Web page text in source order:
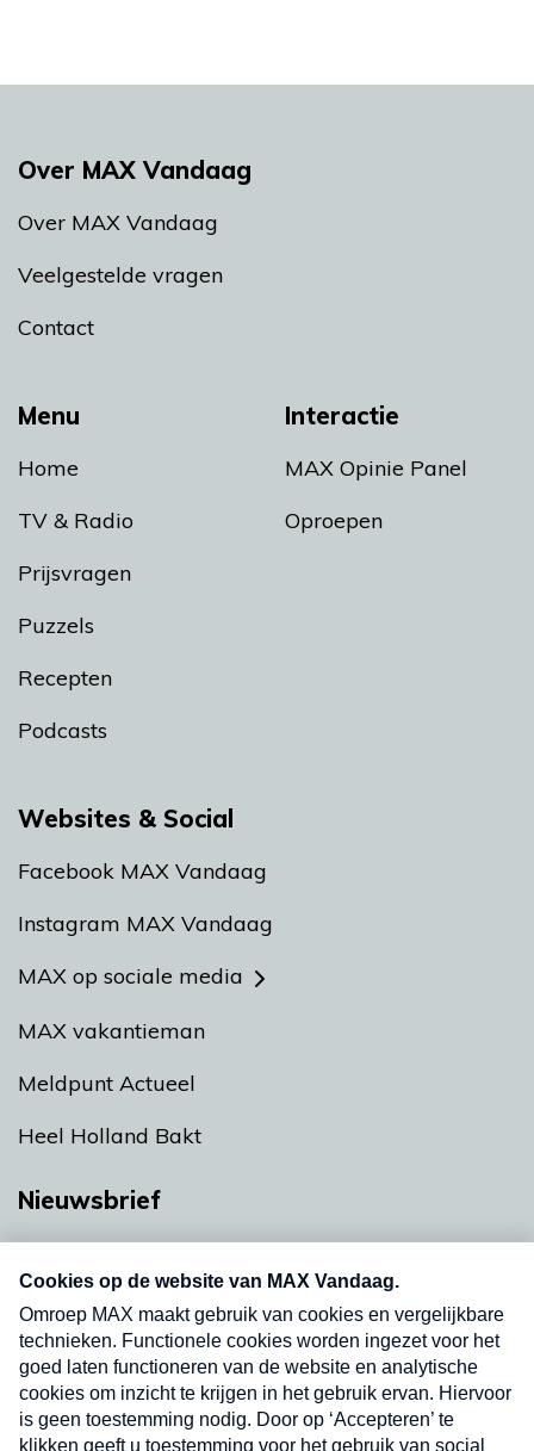
Menu
Home
TV & Radio
Prijsvragen
Puzzels
Recepten
Podcasts
Interactie
MAX Opinie Panel
Oproepen
Over MAX Vandaag
Over MAX Vandaag
Veelgestelde vragen
Contact
Websites & Social
Facebook MAX Vandaag
Instagram MAX Vandaag
MAX op sociale media
MAX vakantieman
Meldpunt Actueel
Heel Holland Bakt
Nieuwsbrief
nieuwsbrief. Elke vrijdag- en dinsdagochtend in
uw mailbox.
Verzend